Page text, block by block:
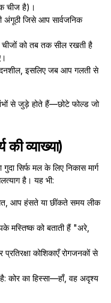
चीज है)।
अंगूठी जिसे आप सार्वजनिक
को तब तक सील रखती है
इसलिए जब आप गलती से
से जुड़े होते हैं—छोटे फोल्ड जो
व्याख्या)
सिर्फ मल के लिए निकास मार्ग
है। यह भी:
आप हंसते या छींकते समय लीक
मस्तिष्क को बताती हैं "अरे,
कोशिकाएँ रोगजनकों से
कोर का हिस्सा—हाँ, वह अदृश्य